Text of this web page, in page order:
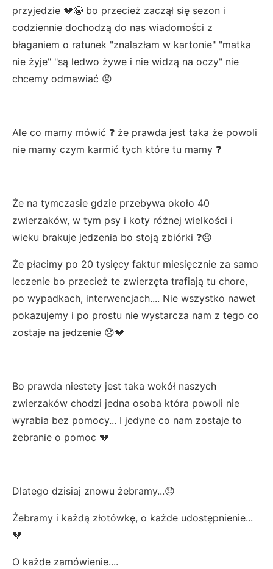
przyjedzie 💔😭 bo przecież zaczął się sezon i
codziennie dochodzą do nas wiadomości z
błaganiem o ratunek "znalazłam w kartonie" "matka
nie żyje" "są ledwo żywe i nie widzą na oczy" nie
chcemy odmawiać 😞
Ale co mamy mówić ❓ że prawda jest taka że powoli
nie mamy czym karmić tych które tu mamy ❓
Że na tymczasie gdzie przebywa około 40
zwierzaków, w tym psy i koty różnej wielkości i
wieku brakuje jedzenia bo stoją zbiórki ❓😞
Że płacimy po 20 tysięcy faktur miesięcznie za samo
leczenie bo przecież te zwierzęta trafiają tu chore,
po wypadkach, interwencjach.... Nie wszystko nawet
pokazujemy i po prostu nie wystarcza nam z tego co
zostaje na jedzenie 😞💔
Bo prawda niestety jest taka wokół naszych
zwierzaków chodzi jedna osoba która powoli nie
wyrabia bez pomocy... I jedyne co nam zostaje to
żebranie o pomoc 💔
Dlatego dzisiaj znowu żebramy...😞
Żebramy i każdą złotówkę, o każde udostępnienie...
💔
O każde zamówienie....